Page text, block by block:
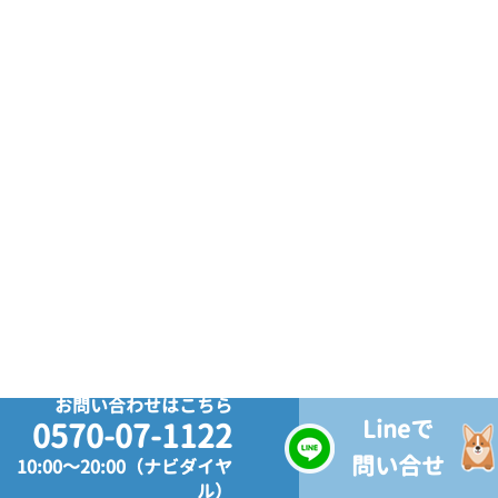
お問い合わせはこちら
0570-07-1122
10:00～20:00（ナビダイヤ
ル）
Lineで
問い合せ